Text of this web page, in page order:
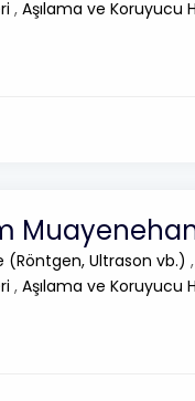
, Aşılama ve Koruyucu
Ultrason vb.) ,
, Aşılama ve Koruyucu